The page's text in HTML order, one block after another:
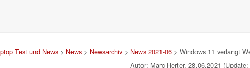
Test und News> News> Newsarchiv> News 2021-06> Windows 11 verlangt
Autor: Marc Herter, 28.06.2021